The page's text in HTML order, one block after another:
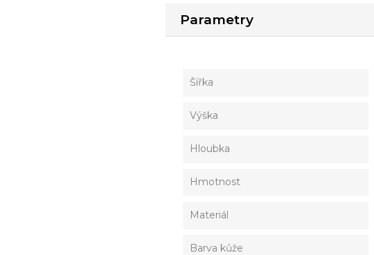
Parametry
Šířka
Výška
Hloubka
Hmotnost
Materiál
Barva kůže